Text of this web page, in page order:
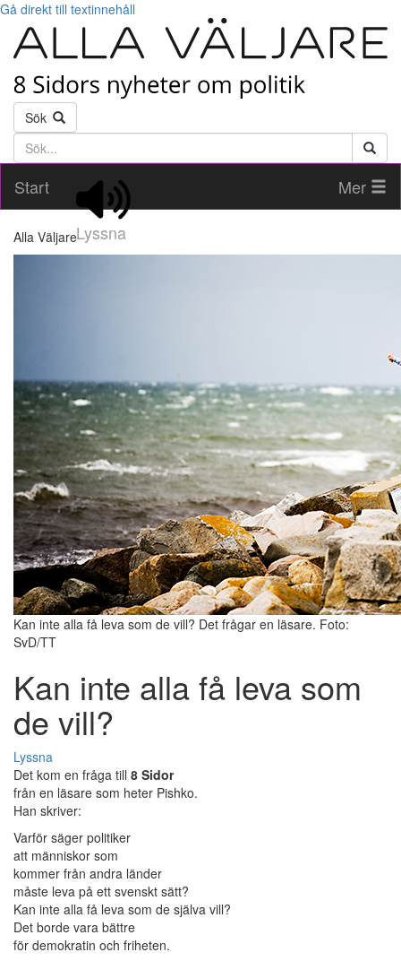
Gå direkt till textinnehåll
Sök
Söktext
Start
Lyssna
Mer
Alla Väljare
Kan inte alla få leva som de vill? Det frågar en läsare. Foto:
SvD/TT
Kan inte alla få leva som
de vill?
Lyssna
Det kom en fråga till 8 Sidor
från en läsare som heter Pishko.
Han skriver:
Varför säger politiker
att människor som
kommer från andra länder
måste leva på ett svenskt sätt?
Kan inte alla få leva som de själva vill?
Det borde vara bättre
för demokratin och friheten.